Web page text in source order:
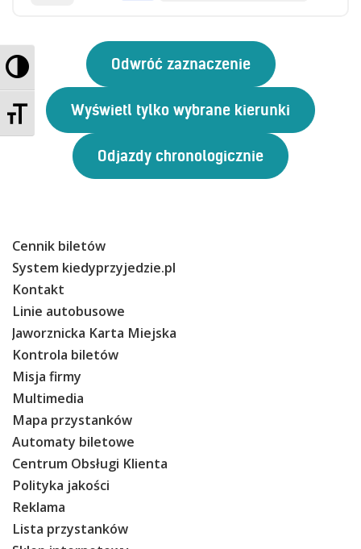
Przełącz wysoki kontrast
Zmień rozmiar czcionek
Kontakt
Cennik biletów
System kiedyprzyjedzie.pl
Kontakt
Linie autobusowe
Jaworznicka Karta Miejska
Kontrola biletów
Misja firmy
Multimedia
Mapa przystanków
Automaty biletowe
Centrum Obsługi Klienta
Polityka jakości
Reklama
Lista przystanków